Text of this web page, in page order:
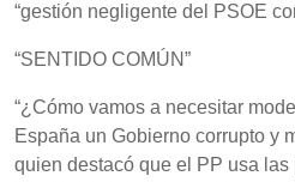
“gestión negligente del PSOE
“SENTIDO COMÚN”
“¿Cómo vamos a necesitar
España un Gobierno corrupto y
quien destacó que el PP usa las